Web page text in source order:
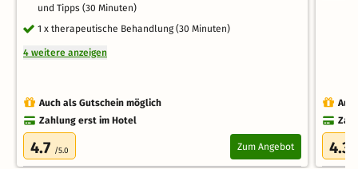
und Tipps (30 Minuten)
1 x therapeutische Behandlung (30 Minuten)
4 weitere anzeigen
Auch als Gutschein möglich
Zahlung erst im Hotel
4.7 /5.0 Zum Angebot 4.3